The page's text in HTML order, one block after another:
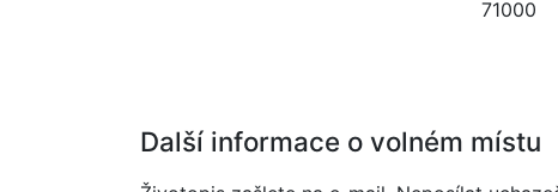
71000
Další informace o volném místu